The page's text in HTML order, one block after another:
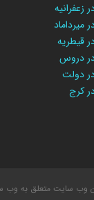
قیطریه
دروس
دولت
کرج
وب سایت متعلق به